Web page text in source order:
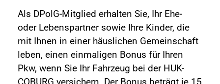
Als DPolG-Mitglied erhalten Sie, Ihr Ehe-
oder Lebenspartner sowie Ihre Kinder, die
mit Ihnen in einer häuslichen Gemeinschaft
leben, einen einmaligen Bonus für Ihren
Pkw, wenn Sie Ihr Fahrzeug bei der HUK-